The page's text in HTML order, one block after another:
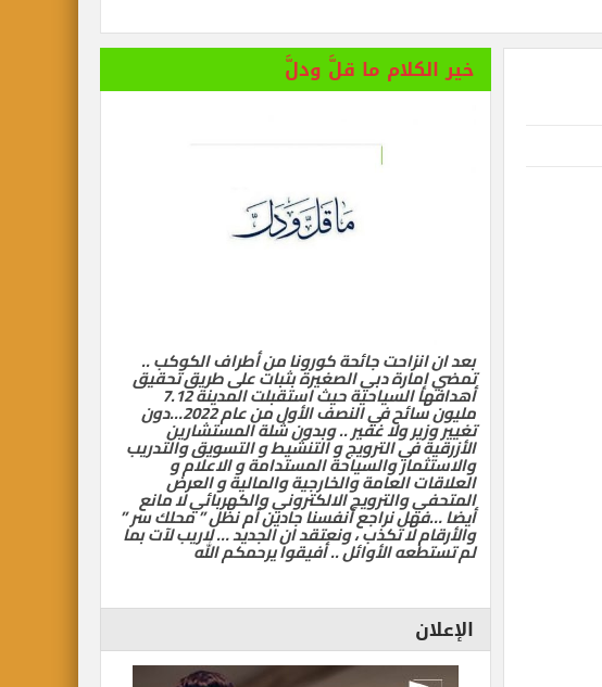
عن الحضارة ترفض الرد المستفز لبطلة كليوباترا وتصدر بيانها الثاني
خير الكلام ما قلَّ ودلَّ
بعد ان انزاحت جائحة كورونا من أطراف الكوكب ..
تمضي إمارة دبي الصغيرة بثبات على طريق تحقيق
أهدافها السياحية حيث استقبلت المدينة 7.12
مليون سائح في النصف الأول من عام 2022…دون
تغيير وزير ولا غفير .. وبدون شلة المستشارين
الأزرقية في الترويج و التنشيط و التسويق والتدريب
والاستثمار والسياحة المستدامة و الاعلام و
العلاقات العامة والخارجية والمالية و العرض
المتحفي والترويج الالكتروني والكهربائي لا مانع
أيضا …فهل نراجع أنفسنا جادين أم نظل ” محلك سر ”
والأرقام لا تكذب ، ونعتقد ان الجديد … لاريب لآت بما
لم تستطعه الأوائل .. أفيقوا يرحمكم الله
الإعلان